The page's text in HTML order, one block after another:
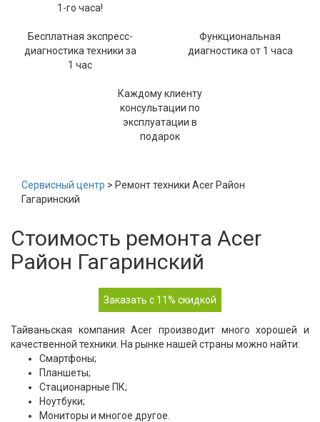
1-го часа!
Бесплатная экспресс-
диагностика техники за
1 час
Функциональная
диагностика от 1 часа
Каждому клиенту
консультации по
эксплуатации в
подарок
Сервисный центр > Ремонт техники Acer Район
Гагаринский
Стоимость ремонта Acer
Район Гагаринский
Заказать с 11% скидкой
Тайваньская компания Acer производит много хорошей и
качественной техники. На рынке нашей страны можно найти:
Смартфоны;
Планшеты;
Стационарные ПК;
Ноутбуки;
Мониторы и многое другое.